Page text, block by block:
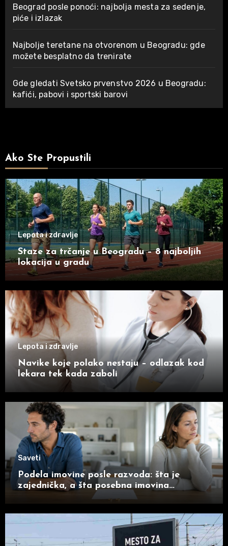
Beograd posle ponoći: najbolja mesta za sedenje,
piće i izlazak
Najbolje teretane na otvorenom u Beogradu: gde
možete besplatno da trenirate
Gde gledati Svetsko prvenstvo 2026 u Beogradu:
kafići, pabovi i sportski barovi
Ako Ste Propustili
Lepota i zdravlje
Staze za trčanje u Beogradu – 8 najboljih
lokacija u gradu
Lepota i zdravlje
Navike koje polako nestaju – odlazak kod
lekara tek kada zaboli
Saveti
Podela imovine posle razvoda: šta je
zajednička, a šta posebna imovina